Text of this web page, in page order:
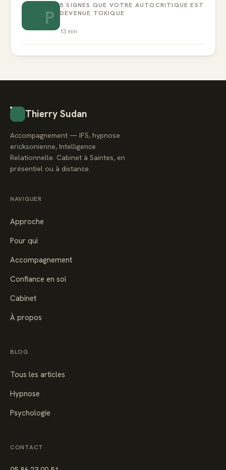
P
5 SIGNES QUE VOTRE AUTOCRITIQUE EST
DEVENUE TOXIQUE
13 min
Thierry Sudan
Accompagnement — IFS, hypnose
ericksonienne, Intelligence
Relationnelle. Cabinet à Saintes, en
présentiel ou à distance.
NAVIGUER
Approche
Pour qui
Accompagnement
Confiance en soi
Cabinet
À propos
BLOG
Tous les articles
Hypnose
Psychologie
CONTACT